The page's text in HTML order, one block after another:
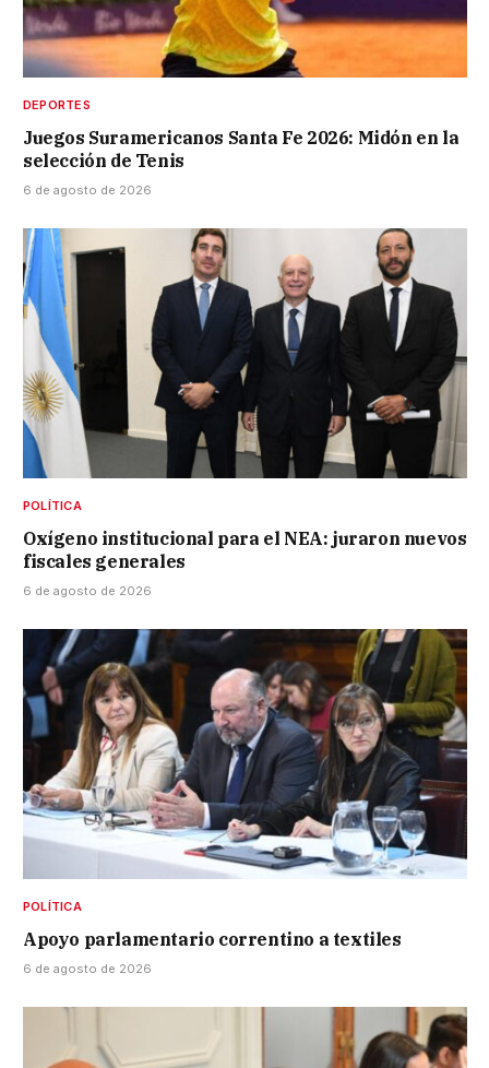
DEPORTES
Juegos Suramericanos Santa Fe 2026: Midón en la
selección de Tenis
6 de agosto de 2026
POLÍTICA
Oxígeno institucional para el NEA: juraron nuevos
fiscales generales
6 de agosto de 2026
POLÍTICA
Apoyo parlamentario correntino a textiles
6 de agosto de 2026